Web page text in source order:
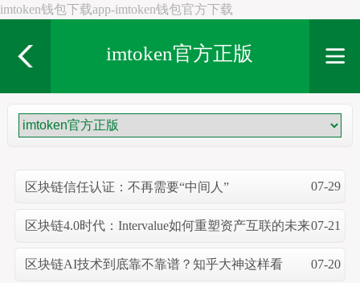
imtoken钱包下载app-imtoken钱包官方下载
imtoken官方正版
区块链信任认证：不再需要“中间人” 07-29
区块链4.0时代：Intervalue如何重塑资产互联的未来07-21
区块链AI技术到底靠不靠谱？知乎大神这样看 07-20